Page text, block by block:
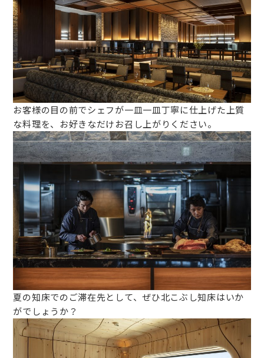
お客様の目の前でシェフが一皿一皿丁寧に仕上げた上質
な料理を、お好きなだけお召し上がりください。
夏の知床でのご滞在先として、ぜひ北こぶし知床はいか
がでしょうか？